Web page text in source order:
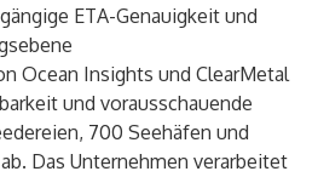
ETA-Genauigkeit und
Ocean Insights und ClearMetal
und vorausschauende
700 Seehäfen und
Das Unternehmen verarbeitet